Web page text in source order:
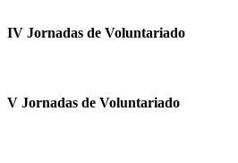
IV Jornadas de Voluntariado
V Jornadas de Voluntariado